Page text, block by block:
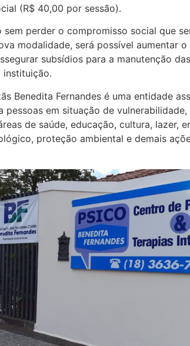
(R$ 40,00 por sessão).
perder o compromisso social que
modalidade, será possível aumentar
subsídios para a manutenção
Benedita Fernandes é uma entidade
pessoas em situação de
de saúde, educação, cultura, lazer,
proteção ambiental e demais